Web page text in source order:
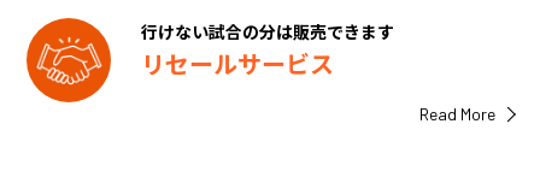
行けない試合の分は販売できます
リセールサービス
Read More